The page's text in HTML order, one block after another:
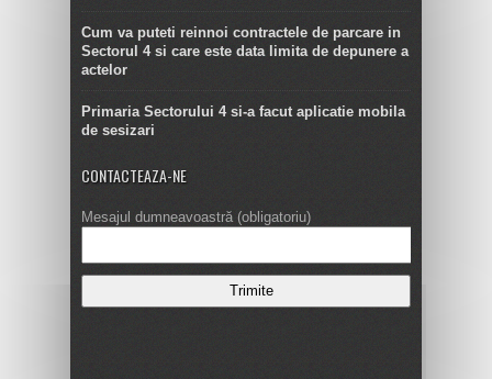
Cum va puteti reinnoi contractele de parcare in
Sectorul 4 si care este data limita de depunere a
actelor
Primaria Sectorului 4 si-a facut aplicatie mobila
de sesizari
CONTACTEAZA-NE
Mesajul dumneavoastră (obligatoriu)